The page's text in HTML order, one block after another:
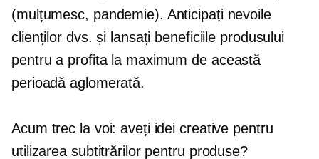
(mulțumesc, pandemie). Anticipați nevoile
clienților dvs. și lansați beneficiile produsului
pentru a profita la maximum de această
perioadă aglomerată.
Acum trec la voi: aveți idei creative pentru
utilizarea subtitrărilor pentru produse?